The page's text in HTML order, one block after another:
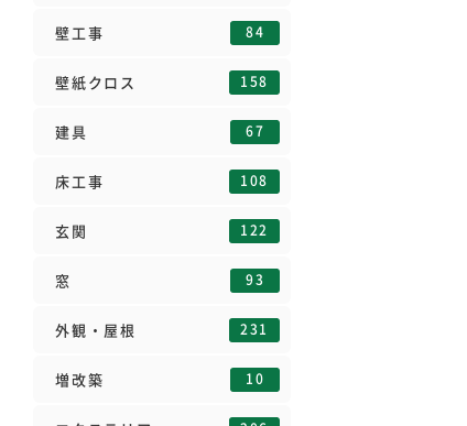
壁工事 84
壁紙クロス 158
建具 67
床工事 108
玄関 122
窓 93
外観・屋根 231
増改築 10